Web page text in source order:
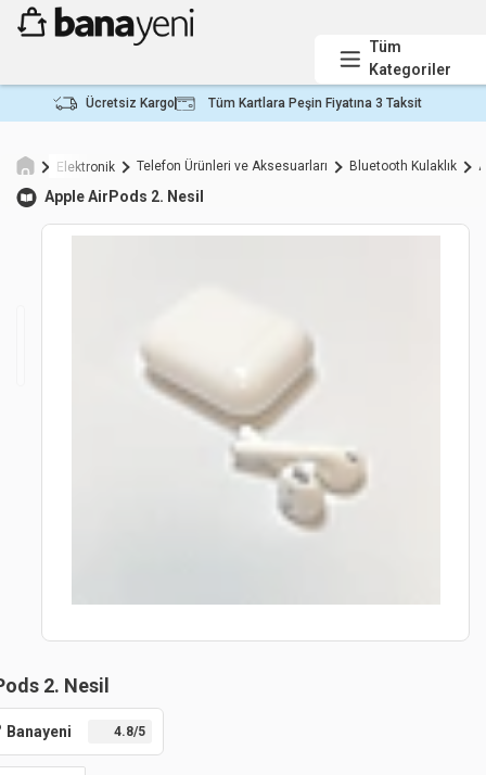
Tüm
Kategoriler
Ücretsiz Kargo Tüm Kartlara Peşin Fiyatına 3 Taksit
Elektronik Telefon Ürünleri ve Aksesuarları Bluetooth Kulaklık
AppleAirPods 2. Nesil
2. Nesil
Banayeni 4.8/5